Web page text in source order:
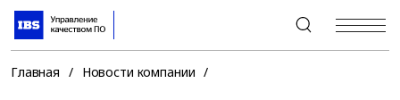
+7 (495) 967-80-80
Главная / Новости компании /